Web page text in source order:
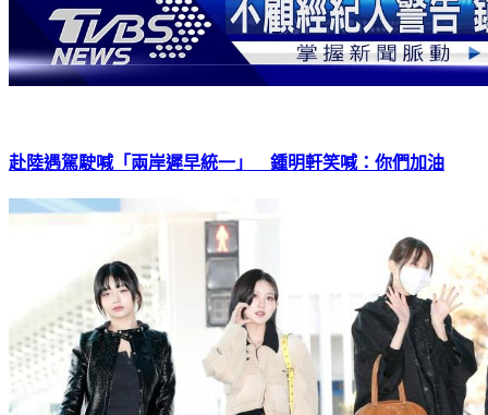
赴陸遇駕駛喊「兩岸遲早統一」 鍾明軒笑喊：你們加油